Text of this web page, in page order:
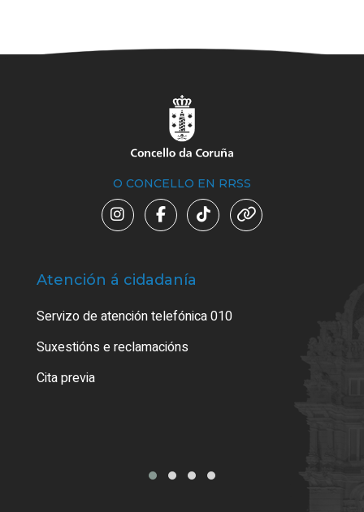
O CONCELLO EN RRSS
Atención á cidadanía
Servizo de atención telefónica 010
Suxestións e reclamacións
Cita previa